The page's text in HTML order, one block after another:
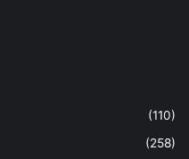
(110)
(258)